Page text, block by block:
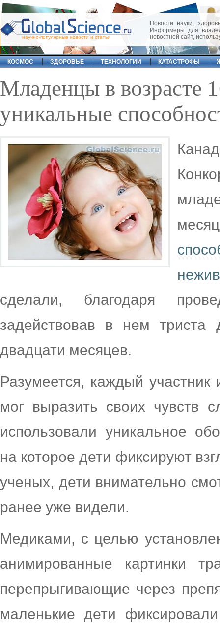
научно-популярные новости и статьи
Новости науки,
Информеры для
новостной сайт,
КОСМОС ЗДОРОВЬЕ ТЕХНОЛОГИИ КАТАСТРОФЫ
Младенцы в возрасте
уникальные
сделали, благодаря
задействовав в нем триста
двадцати месяцев.
Разумеется, каждый участник
мог выразить своих чувств
использовали уникальное
на которое дети фиксируют
ученых, дети внимательно
ранее уже видели.
Медиками, с целью
анимированные картинки
перепрыгивающие через
маленькие дети